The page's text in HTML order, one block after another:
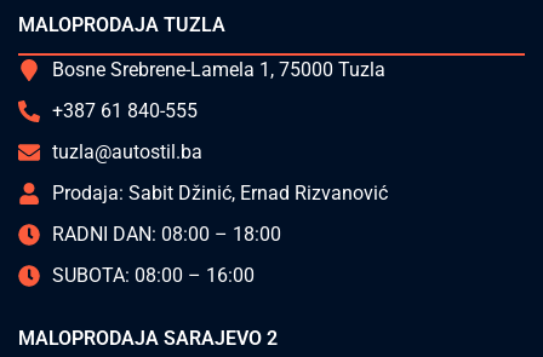
MALOPRODAJA TUZLA
Bosne Srebrene-Lamela 1, 75000 Tuzla
+387 61 840-555
tuzla@autostil.ba
Prodaja: Sabit Džinić, Ernad Rizvanović
RADNI DAN: 08:00 – 18:00
SUBOTA: 08:00 – 16:00
MALOPRODAJA SARAJEVO 2